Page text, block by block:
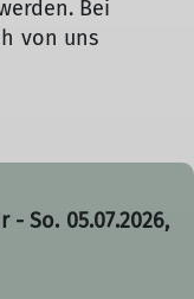
Bei
von uns
- So. 05.07.2026,